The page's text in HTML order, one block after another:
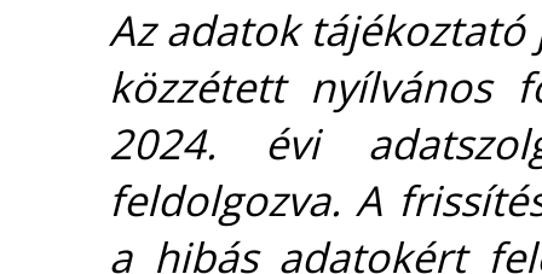
Az adatok
közzétett nyílvános
2024. évi
feldolgozva. A
a hibás adatokért